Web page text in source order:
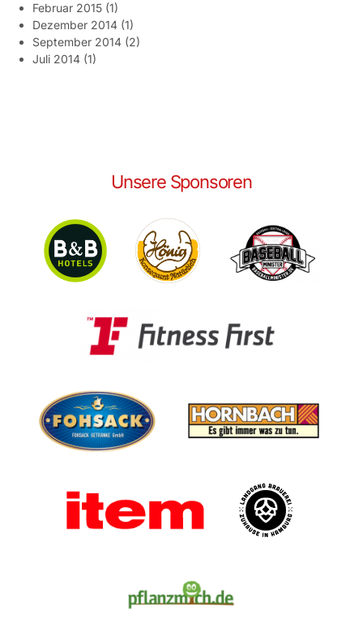
Februar 2015 (1)
Dezember 2014 (1)
September 2014 (2)
Juli 2014 (1)
Unsere Sponsoren